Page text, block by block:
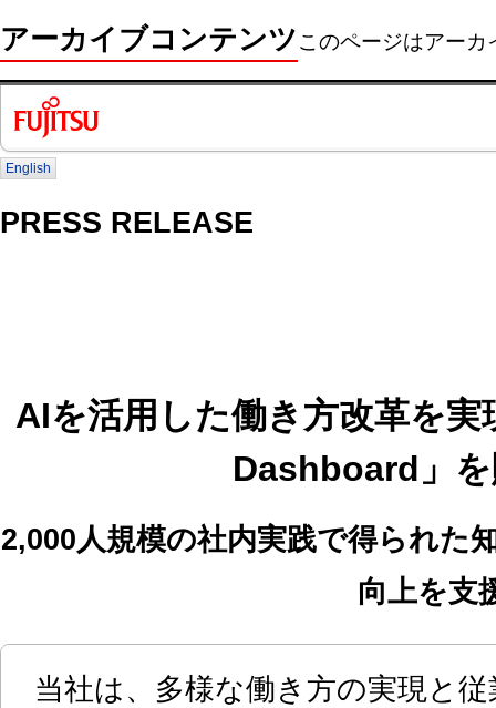
アーカイブコンテンツこのページはアー
English
PRESS RELEASE
AIを活用した働き方改革を
Dashboard」
2,000人規模の社内実践で得られた
向上を支
当社は、多様な働き方の実現と